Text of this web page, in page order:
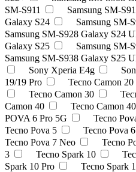
SM-S911
Samsung SM-
Galaxy S24
Samsung SM-
Samsung SM-S928 Galaxy S24
Galaxy S25
Samsung SM-
Samsung SM-S938 Galaxy S25
Sony Xperia E4g
19/19 Pro
Tecno Camon 20
Tecno Camon 30
Camon 40
Tecno Camon
POVA 6 Pro 5G
Tecno
Tecno Pova 5
Tecno Pova 6
Tecno Pova 7 Neo
Tecno
3
Tecno Spark 10
Spark 10 Pro
Tecno Spark